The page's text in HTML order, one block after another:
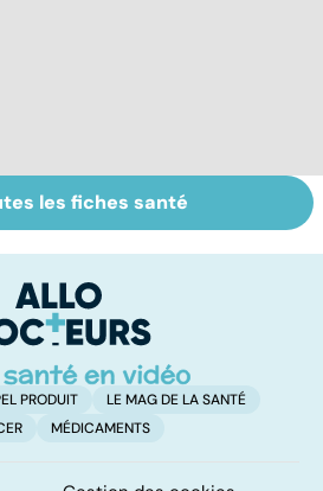
Tout savoir sur
les infections
les fiches santé
PRODUIT
LE MAG DE LA SANTÉ
MÉDICAMENTS